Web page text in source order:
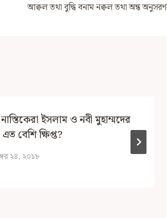
আক্বল তথা বুদ্ধি বনাম নক্বল তথা অন্ধ অনুসরণ
ইসলাম ও নবী মুহাম্মদের
বেশি ক্ষিপ্ত?
২৪, ২০১৮